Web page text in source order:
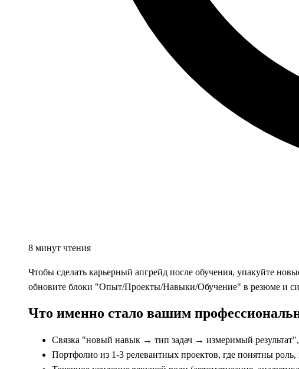
8 минут чтения
Чтобы сделать карьерный апгрейд после обучения, упакуйте
обновите блоки "Опыт/Проекты/Навыки/Обучение" в резюме и
Что именно стало вашим
Связка "новый навык → тип задач → измеримый результат",
Портфолио из 1-3 релевантных проектов, где понятны роль,